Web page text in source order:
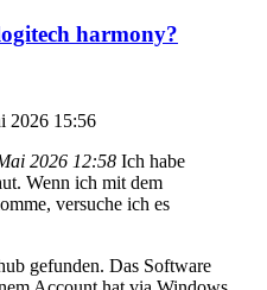
harmony?
2026 15:56
2026 12:58 Ich habe
Wenn ich mit dem
versuche ich es
gefunden. Das Software